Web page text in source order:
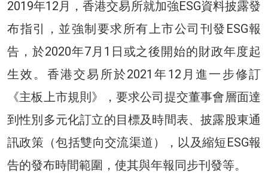
2019年12月，香港交易所就加強ESG資料披露發
布指引，並強制要求所有上市公司刊發ESG報
告，於2020年7月1日或之後開始的財政年度起
生效。香港交易所於2021年12月進一步修訂
《主板上市規則》，要求公司提交董事會層面達
到性別多元化訂立的目標及時間表、披露股東通
訊政策（包括雙向交流渠道），以及縮短ESG報
告的發布時間範圍，使其與年報同步刊發等。